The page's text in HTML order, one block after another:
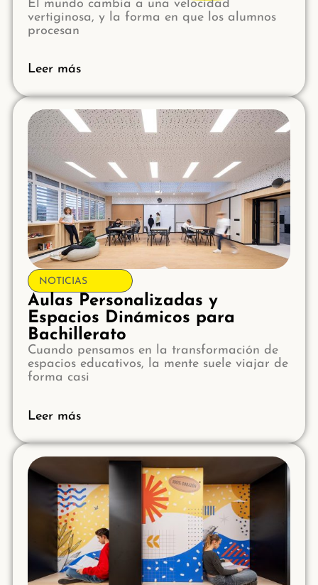
El mundo cambia a una velocidad
vertiginosa, y la forma en que los alumnos
procesan
Leer más
NOTICIAS
Aulas Personalizadas y
Espacios Dinámicos para
Bachillerato
Cuando pensamos en la transformación de
espacios educativos, la mente suele viajar de
forma casi
Leer más